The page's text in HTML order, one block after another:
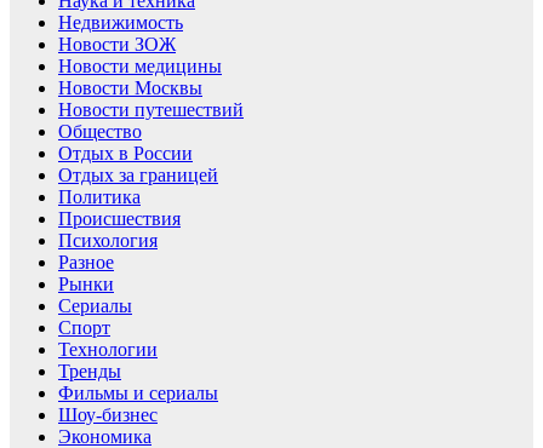
Недвижимость
Новости ЗОЖ
Новости медицины
Новости Москвы
Новости путешествий
Общество
Отдых в России
Отдых за границей
Политика
Происшествия
Психология
Разное
Рынки
Сериалы
Спорт
Технологии
Тренды
Фильмы и сериалы
Шоу-бизнес
Экономика